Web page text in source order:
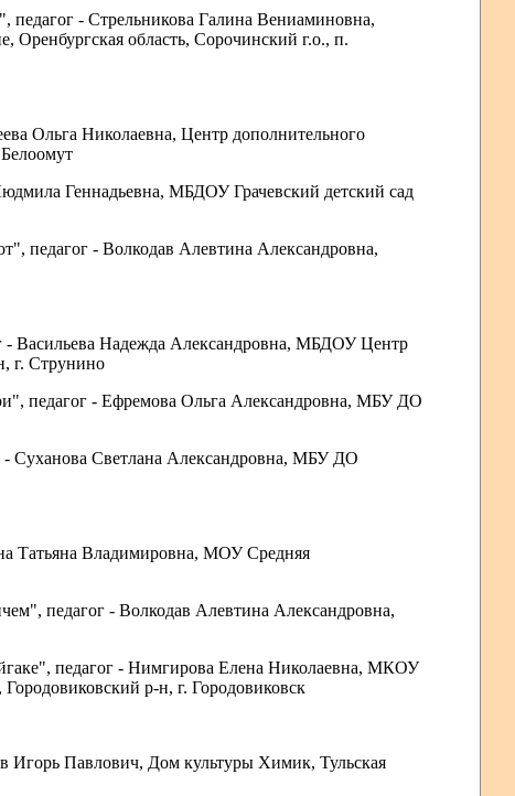
- Стрельникова Галина Вениаминовна,
Оренбургская область, Сорочинский г.о., п.
Ольга Николаевна, Центр дополнительного
Геннадьевна, МБДОУ Грачевский детский сад
педагог - Волкодав Алевтина Александровна,
- Васильева Надежда Александровна, МБДОУ Центр
г. Струнино
педагог - Ефремова Ольга Александровна, МБУ ДО
Суханова Светлана Александровна, МБУ ДО
Татьяна Владимировна, МОУ Средняя
педагог - Волкодав Алевтина Александровна,
педагог - Нимгирова Елена Николаевна, МКОУ
р-н, г. Городовиковск
Игорь Павлович, Дом культуры Химик, Тульская